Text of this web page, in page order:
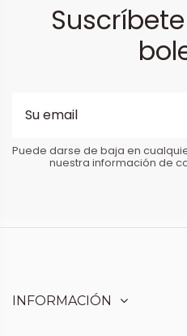
Puede darse de baja en
nuestra información de
INFORMACIÓN